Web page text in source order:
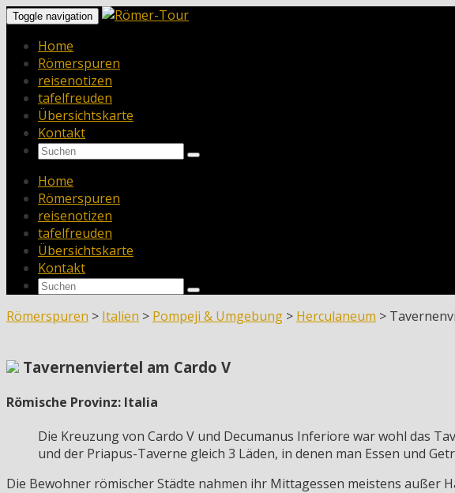
Toggle navigation
Home
Römerspuren
reisenotizen
tafelfreuden
Übersichtskarte
Kontakt
Home
Römerspuren
reisenotizen
tafelfreuden
Übersichtskarte
Kontakt
Römerspuren > Italien > Pompeji & Umgebung > Herculaneum >
Tavernenviertel am Cardo V
Römische Provinz: Italia
Die Kreuzung von Cardo V und Decumanus Inferiore war wohl das
und der Priapus-Taverne gleich 3 Läden, in denen man Essen und
Die Bewohner römischer Städte nahmen ihr Mittagessen meistens außer